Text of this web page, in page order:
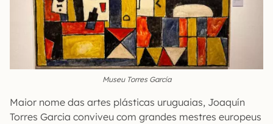
Museu Torres García
Maior nome das artes plásticas uruguaias, Joaquín
Torres Garcia conviveu com grandes mestres europeus